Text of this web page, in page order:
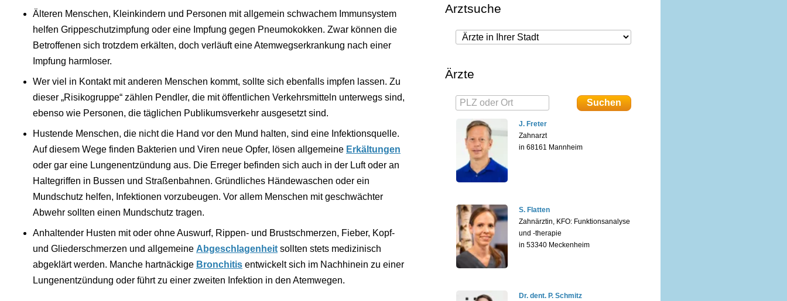
Älteren Menschen, Kleinkindern und Personen mit allgemein schwachem Immunsystem
helfen Grippeschutzimpfung oder eine Impfung gegen Pneumokokken. Zwar können die
Betroffenen sich trotzdem erkälten, doch verläuft eine Atemwegserkrankung nach einer
Impfung harmloser.
Wer viel in Kontakt mit anderen Menschen kommt, sollte sich ebenfalls impfen lassen. Zu
dieser „Risikogruppe“ zählen Pendler, die mit öffentlichen Verkehrsmitteln unterwegs sind,
ebenso wie Personen, die täglichen Publikumsverkehr ausgesetzt sind.
Hustende Menschen, die nicht die Hand vor den Mund halten, sind eine Infektionsquelle.
Auf diesem Wege finden Bakterien und Viren neue Opfer, lösen allgemeine Erkältungen
oder gar eine Lungenentzündung aus. Die Erreger befinden sich auch in der Luft oder an
Haltegriffen in Bussen und Straßenbahnen. Gründliches Händewaschen oder ein
Mundschutz helfen, Infektionen vorzubeugen. Vor allem Menschen mit geschwächter
Abwehr sollten einen Mundschutz tragen.
Anhaltender Husten mit oder ohne Auswurf, Rippen- und Brustschmerzen, Fieber, Kopf-
und Gliederschmerzen und allgemeine Abgeschlagenheit sollten stets medizinisch
abgeklärt werden. Manche hartnäckige Bronchitis entwickelt sich im Nachhinein zu einer
Lungenentzündung oder führt zu einer zweiten Infektion in den Atemwegen.
Arztsuche
Ärzte
J. Freter
Zahnarzt
in 68161 Mannheim
S. Flatten
Zahnärztin, KFO: Funktionsanalyse
und -therapie
in 53340 Meckenheim
Dr. dent. P. Schmitz